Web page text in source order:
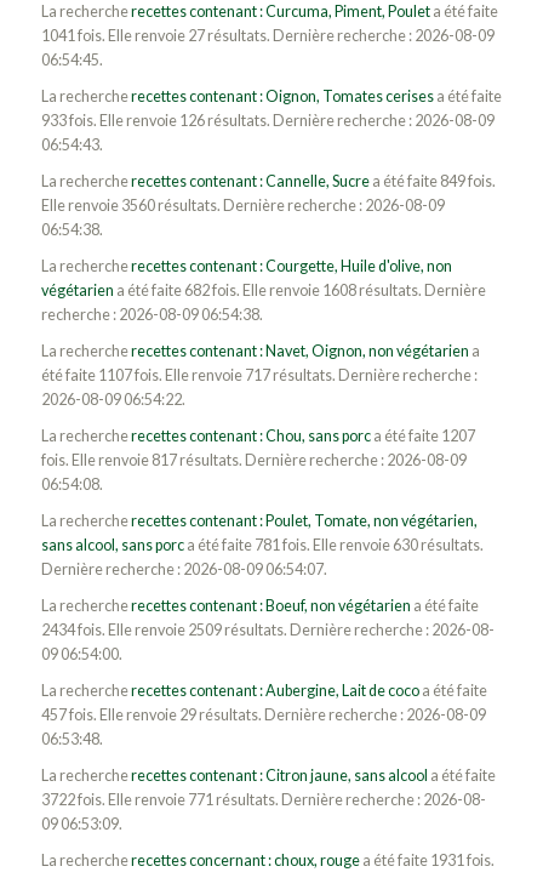
La rechercherecettes contenant : Curcuma, Piment, Pouleta été faite
1041 fois. Elle renvoie 27 résultats. Dernière recherche : 2026-08-09
06:54:45.
La rechercherecettes contenant : Oignon, Tomates cerisesa été faite
933 fois. Elle renvoie 126 résultats. Dernière recherche : 2026-08-09
06:54:43.
La rechercherecettes contenant : Cannelle, Sucrea été faite 849 fois.
Elle renvoie 3560 résultats. Dernière recherche : 2026-08-09
06:54:38.
La rechercherecettes contenant : Courgette, Huile d'olive, non
végétarien a été faite 682 fois. Elle renvoie 1608 résultats. Dernière
recherche : 2026-08-09 06:54:38.
La rechercherecettes contenant : Navet, Oignon, non végétarien a
été faite 1107 fois. Elle renvoie 717 résultats. Dernière recherche :
2026-08-09 06:54:22.
La rechercherecettes contenant : Chou, sans porca été faite 1207
fois. Elle renvoie 817 résultats. Dernière recherche : 2026-08-09
06:54:08.
La rechercherecettes contenant : Poulet, Tomate, non végétarien,
sans alcool, sans porca été faite 781 fois. Elle renvoie 630 résultats.
Dernière recherche : 2026-08-09 06:54:07.
La rechercherecettes contenant : Boeuf, non végétarien a été faite
2434 fois. Elle renvoie 2509 résultats. Dernière recherche : 2026-08-
09 06:54:00.
La rechercherecettes contenant : Aubergine, Lait de cocoa été faite
457 fois. Elle renvoie 29 résultats. Dernière recherche : 2026-08-09
06:53:48.
La rechercherecettes contenant : Citron jaune, sans alcool a été faite
3722 fois. Elle renvoie 771 résultats. Dernière recherche : 2026-08-
09 06:53:09.
La rechercherecettes concernant : choux, rougea été faite 1931 fois.